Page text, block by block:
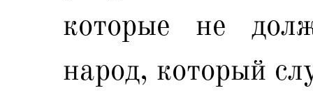
которые не
народ, который